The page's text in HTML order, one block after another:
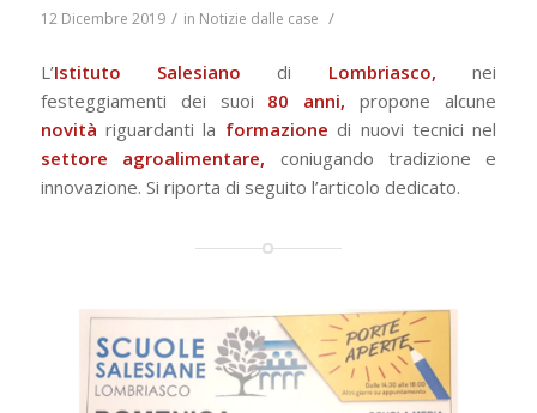
12 Dicembre 2019 / in Notizie dalle case /
L’Istituto Salesiano di Lombriasco,nei
festeggiamenti dei suoi 80 anni,propone alcune
novità riguardanti la formazione di nuovi tecnici nel
settore agroalimentare, coniugando tradizione e
innovazione. Si riporta di seguito l’articolo dedicato.